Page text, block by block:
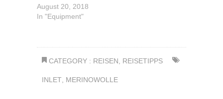
August 20, 2018
In "Equipment"
CATEGORY : REISEN REISETIPPS
INLET MERINOWOLLE